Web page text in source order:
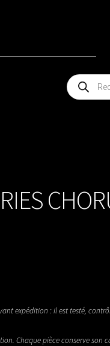
Recherche
de
produits
expédition : il est testé,
Chaque pièce conserve son